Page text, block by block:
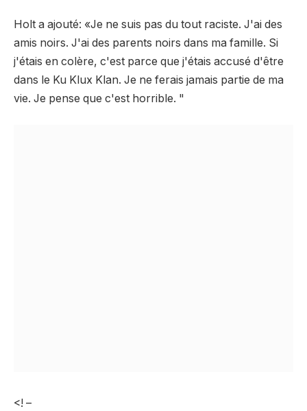
Holt a ajouté: «Je ne suis pas du tout raciste. J'ai des
amis noirs. J'ai des parents noirs dans ma famille. Si
j'étais en colère, c'est parce que j'étais accusé d'être
dans le Ku Klux Klan. Je ne ferais jamais partie de ma
vie. Je pense que c'est horrible. "
<! –